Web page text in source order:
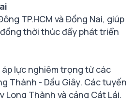
TP.HCM và Đồng Nai, giúp
thời thúc đẩy phát triển
lực nghiêm trọng từ các
Thành - Dầu Giây. Các tuyến
Long Thành và cảng Cát Lái,